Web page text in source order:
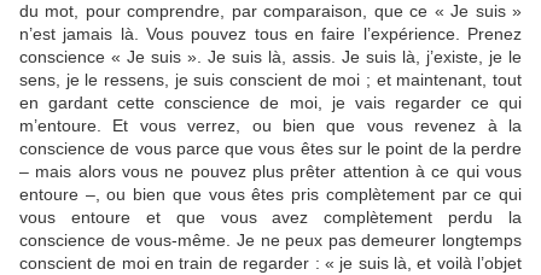
du mot, pour comprendre, par comparaison, que ce « Je suis »
n’est jamais là. Vous pouvez tous en faire l’expérience. Prenez
conscience « Je suis ». Je suis là, assis. Je suis là, j’existe, je le
sens, je le ressens, je suis conscient de moi ; et maintenant, tout
en gardant cette conscience de moi, je vais regarder ce qui
m’entoure. Et vous verrez, ou bien que vous revenez à la
conscience de vous parce que vous êtes sur le point de la perdre
– mais alors vous ne pouvez plus prêter attention à ce qui vous
entoure –, ou bien que vous êtes pris complètement par ce qui
vous entoure et que vous avez complètement perdu la
conscience de vous-même. Je ne peux pas demeurer longtemps
conscient de moi en train de regarder : « je suis là, et voilà l’objet